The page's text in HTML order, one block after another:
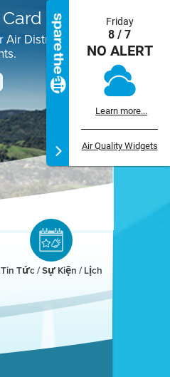
District job
Next
Friday
8 / 7
NO ALERT
Learn more...
Air Quality Widgets
Tin Tức / Sự Kiện / Lịch